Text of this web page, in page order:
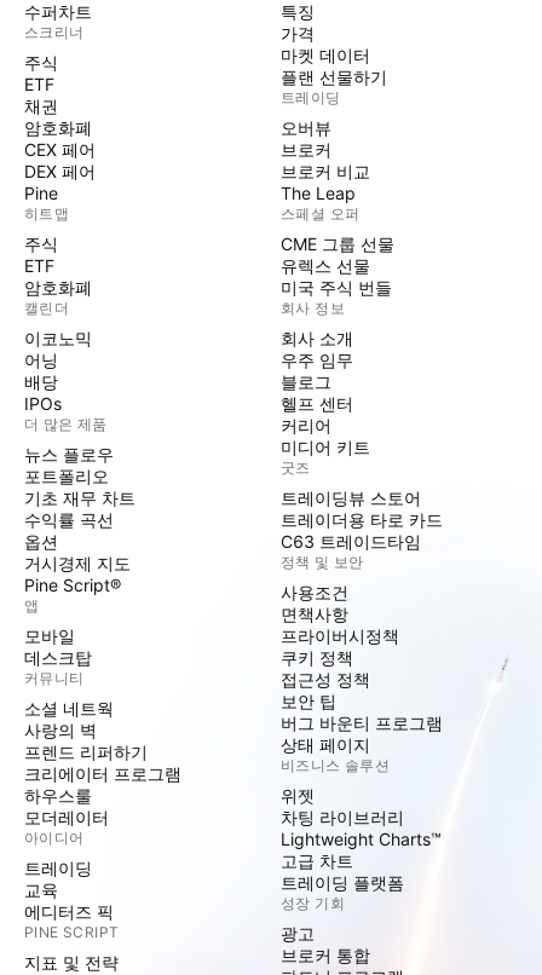
수퍼차트
스크리너
주식
ETF
채권
암호화폐
CEX 페어
DEX 페어
Pine
히트맵
주식
ETF
암호화폐
캘린더
이코노믹
어닝
배당
IPOs
더 많은 제품
뉴스 플로우
포트폴리오
기초 재무 차트
수익률 곡선
옵션
거시경제 지도
Pine Script®
앱
모바일
데스크탑
커뮤니티
소셜 네트웍
사랑의 벽
프렌드 리퍼하기
크리에이터 프로그램
하우스룰
모더레이터
아이디어
트레이딩
교육
에디터즈 픽
PINE SCRIPT
지표 및 전략
특징
가격
마켓 데이터
플랜 선물하기
트레이딩
오버뷰
브로커
브로커 비교
The Leap
스페셜 오퍼
CME 그룹 선물
유렉스 선물
미국 주식 번들
회사 정보
회사 소개
우주 임무
블로그
헬프 센터
커리어
미디어 키트
굿즈
트레이딩뷰 스토어
트레이더용 타로 카드
C63 트레이드타임
정책 및 보안
사용조건
면책사항
프라이버시정책
쿠키 정책
접근성 정책
보안 팁
버그 바운티 프로그램
상태 페이지
비즈니스 솔루션
위젯
차팅 라이브러리
Lightweight Charts™
고급 차트
트레이딩 플랫폼
성장 기회
광고
브로커 통합